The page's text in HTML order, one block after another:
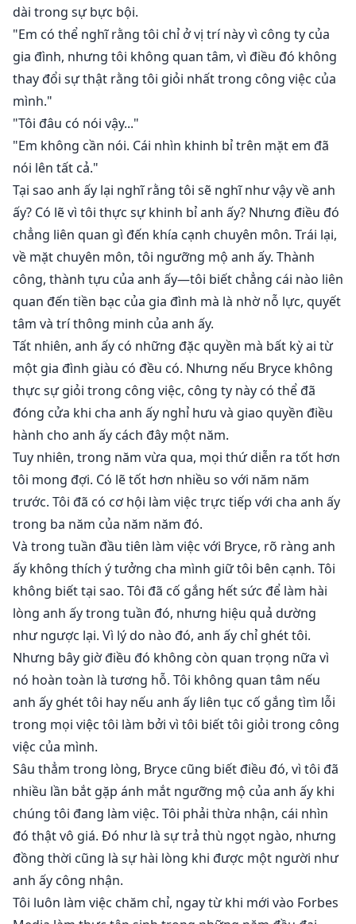
dài trong sự bực bội.
"Em có thể nghĩ rằng tôi chỉ ở vị trí này vì công ty của
gia đình, nhưng tôi không quan tâm, vì điều đó không
thay đổi sự thật rằng tôi giỏi nhất trong công việc của
mình."
"Tôi đâu có nói vậy..."
"Em không cần nói. Cái nhìn khinh bỉ trên mặt em đã
nói lên tất cả."
Tại sao anh ấy lại nghĩ rằng tôi sẽ nghĩ như vậy về anh
ấy? Có lẽ vì tôi thực sự khinh bỉ anh ấy? Nhưng điều đó
chẳng liên quan gì đến khía cạnh chuyên môn. Trái lại,
về mặt chuyên môn, tôi ngưỡng mộ anh ấy. Thành
công, thành tựu của anh ấy—tôi biết chẳng cái nào liên
quan đến tiền bạc của gia đình mà là nhờ nỗ lực, quyết
tâm và trí thông minh của anh ấy.
Tất nhiên, anh ấy có những đặc quyền mà bất kỳ ai từ
một gia đình giàu có đều có. Nhưng nếu Bryce không
thực sự giỏi trong công việc, công ty này có thể đã
đóng cửa khi cha anh ấy nghỉ hưu và giao quyền điều
hành cho anh ấy cách đây một năm.
Tuy nhiên, trong năm vừa qua, mọi thứ diễn ra tốt hơn
tôi mong đợi. Có lẽ tốt hơn nhiều so với năm năm
trước. Tôi đã có cơ hội làm việc trực tiếp với cha anh ấy
trong ba năm của năm năm đó.
Và trong tuần đầu tiên làm việc với Bryce, rõ ràng anh
ấy không thích ý tưởng cha mình giữ tôi bên cạnh. Tôi
không biết tại sao. Tôi đã cố gắng hết sức để làm hài
lòng anh ấy trong tuần đó, nhưng hiệu quả dường
như ngược lại. Vì lý do nào đó, anh ấy chỉ ghét tôi.
Nhưng bây giờ điều đó không còn quan trọng nữa vì
nó hoàn toàn là tương hỗ. Tôi không quan tâm nếu
anh ấy ghét tôi hay nếu anh ấy liên tục cố gắng tìm lỗi
trong mọi việc tôi làm bởi vì tôi biết tôi giỏi trong công
việc của mình.
Sâu thẳm trong lòng, Bryce cũng biết điều đó, vì tôi đã
nhiều lần bắt gặp ánh mắt ngưỡng mộ của anh ấy khi
chúng tôi đang làm việc. Tôi phải thừa nhận, cái nhìn
đó thật vô giá. Đó như là sự trả thù ngọt ngào, nhưng
đồng thời cũng là sự hài lòng khi được một người như
anh ấy công nhận.
Tôi luôn làm việc chăm chỉ, ngay từ khi mới vào Forbes